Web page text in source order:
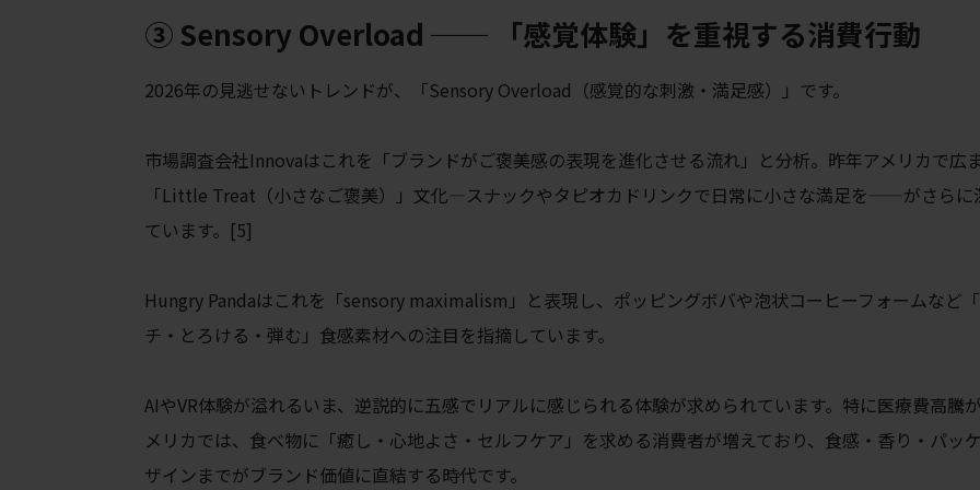
③ Sensory Overload ── 「感覚体験」を重視する消費行動
2026年の見逃せないトレンドが、「Sensory Overload（感覚的な刺激・満足感）」です。
市場調査会社Innovaはこれを「ブランドがご褒美感の表現を進化させる流れ」と分析。昨年アメリカで広
「Little Treat（小さなご褒美）」文化—スナックやタピオカドリンクで日常に小さな満足を——がさらに
ています。[5]
Hungry Pandaはこれを「sensory maximalism」と表現し、ポッピングボバや泡状コーヒーフォームなど
チ・とろける・弾む」食感素材への注目を指摘しています。
AIやVR体験が溢れるいま、逆説的に五感でリアルに感じられる体験が求められています。特に医療費高騰
メリカでは、食べ物に「癒し・心地よさ・セルフケア」を求める消費者が増えており、食感・香り・パッ
ザインまでがブランド価値に直結する時代です。